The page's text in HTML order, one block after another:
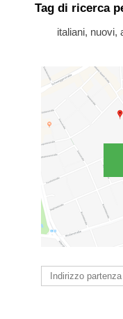
Tag di ricerca
italiani, nuovi,